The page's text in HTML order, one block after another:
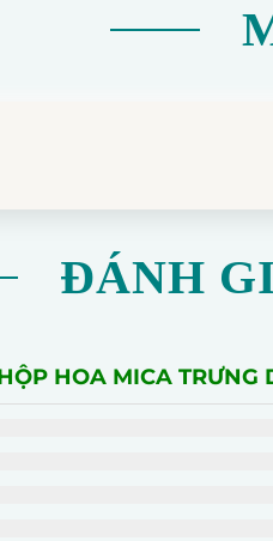
ĐÁNH
HOA MICA TRƯNG